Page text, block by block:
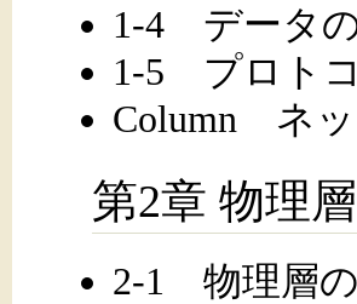
1-4 データ
1-5 プロト
Column ネ
第2章 物理層
2-1 物理層